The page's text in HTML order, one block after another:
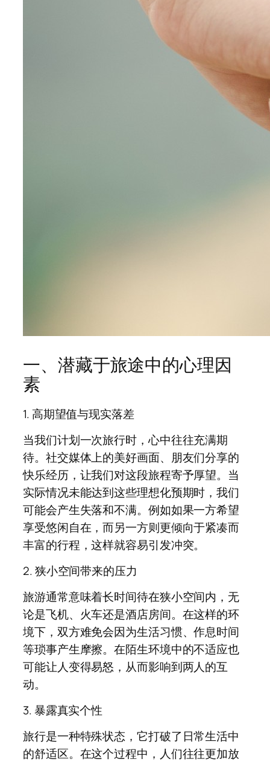
一、潜藏于旅途中的心理因
素
1. 高期望值与现实落差
当我们计划一次旅行时，心中往往充满期
待。社交媒体上的美好画面、朋友们分享的
快乐经历，让我们对这段旅程寄予厚望。当
实际情况未能达到这些理想化预期时，我们
可能会产生失落和不满。例如如果一方希望
享受悠闲自在，而另一方则更倾向于紧凑而
丰富的行程，这样就容易引发冲突。
2. 狭小空间带来的压力
旅游通常意味着长时间待在狭小空间内，无
论是飞机、火车还是酒店房间。在这样的环
境下，双方难免会因为生活习惯、作息时间
等琐事产生摩擦。在陌生环境中的不适应也
可能让人变得易怒，从而影响到两人的互
动。
3. 暴露真实个性
旅行是一种特殊状态，它打破了日常生活中
的舒适区。在这个过程中，人们往往更加放